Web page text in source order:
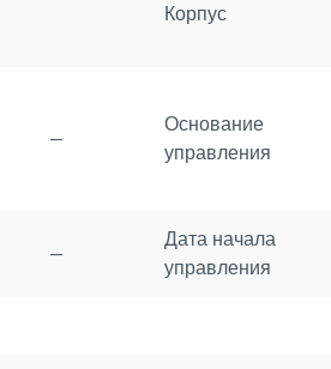
Корпус
—
Основание
управления
—
Дата начала
управления